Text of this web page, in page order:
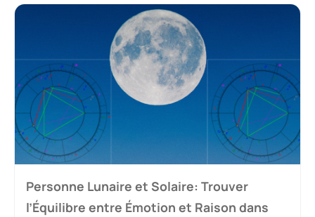
Personne Lunaire et Solaire: Trouver
l’Équilibre entre Émotion et Raison dans